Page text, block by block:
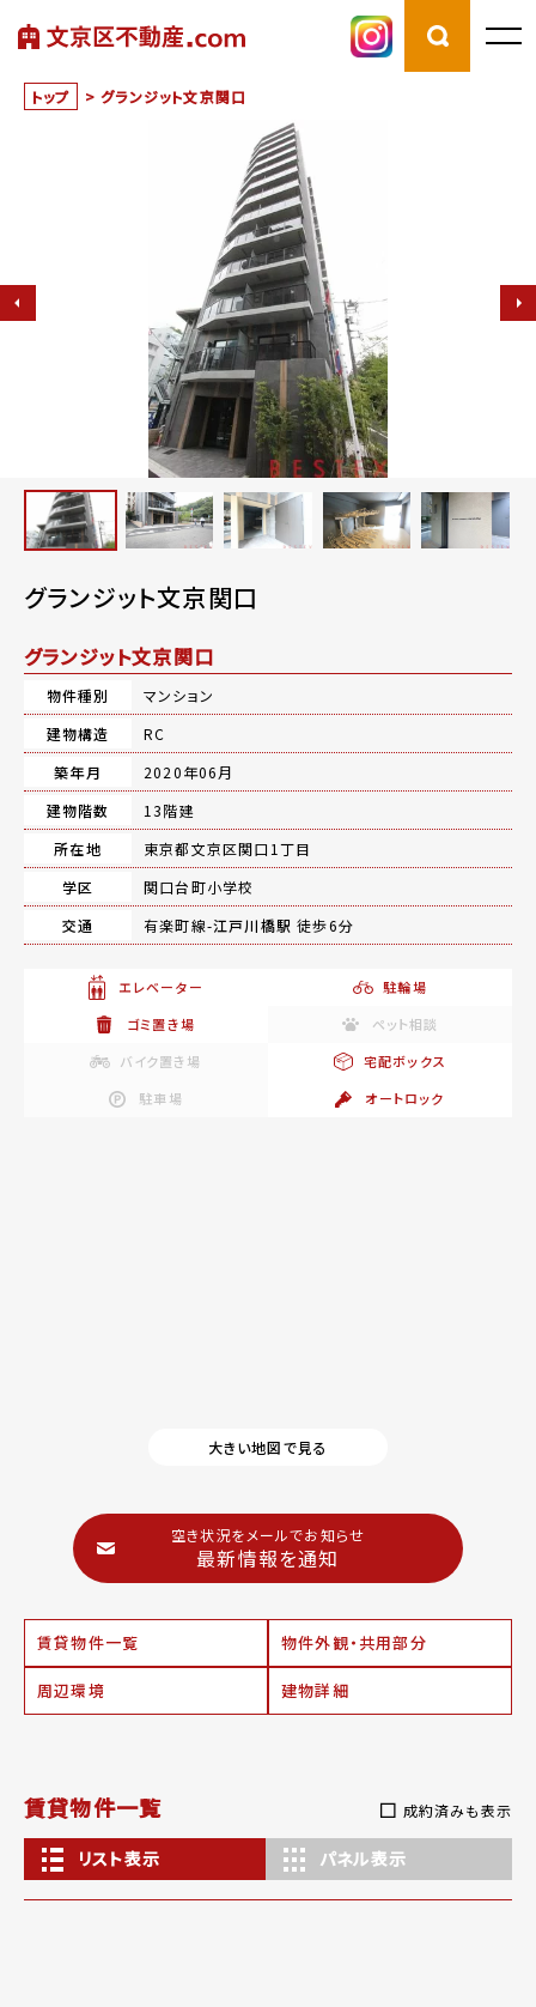
トップ > グランジット文京関口
グランジット文京関口
グランジット文京関口
物件種別
マンション
建物構造
RC
築年月
2020年06月
建物階数
13階建
所在地
東京都文京区関口1丁目
学区
関口台町小学校
交通
有楽町線-江戸川橋駅 徒歩6分
エレベーター
駐輪場
ゴミ置き場
ペット相談
バイク置き場
宅配ボックス
駐車場
オートロック
大きい地図で見る
空き状況をメールでお知らせ
最新情報を通知
賃貸物件一覧 物件外観・共用部分
周辺環境 建物詳細
賃貸物件一覧 成約済みも表示
リスト表示 パネル表示